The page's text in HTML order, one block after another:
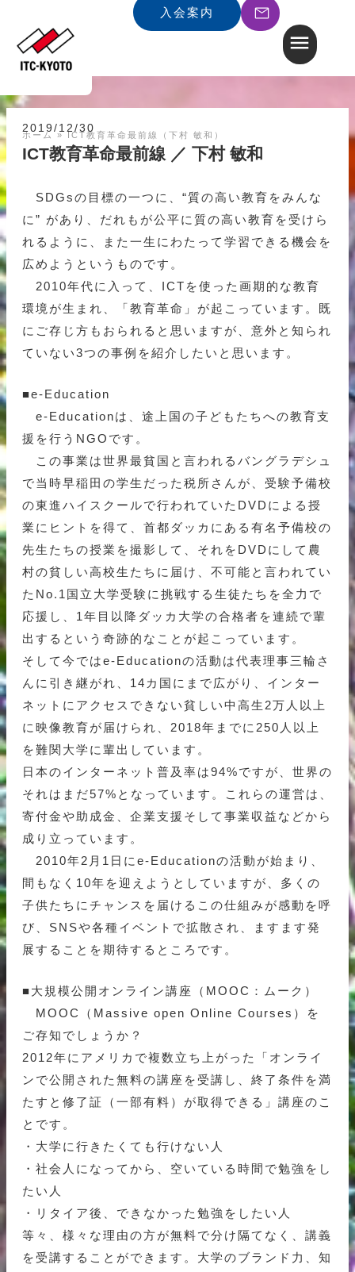
入会案内
ホーム »ICT教育革命最前線（下村 敏和）
2019/12/30
ICT教育革命最前線 ／ 下村 敏和
SDGsの目標の一つに、“質の高い教育をみんな
に” があり、だれもが公平に質の高い教育を受けら
れるように、また一生にわたって学習できる機会を
広めようというものです。
2010年代に入って、ICTを使った画期的な教育
環境が生まれ、「教育革命」が起こっています。既
にご存じ方もおられると思いますが、意外と知られ
ていない3つの事例を紹介したいと思います。
■e-Education
e-Educationは、途上国の子どもたちへの教育支
援を行うNGOです。
この事業は世界最貧国と言われるバングラデシュ
で当時早稲田の学生だった税所さんが、受験予備校
の東進ハイスクールで行われていたDVDによる授
業にヒントを得て、首都ダッカにある有名予備校の
先生たちの授業を撮影して、それをDVDにして農
村の貧しい高校生たちに届け、不可能と言われてい
たNo.1国立大学受験に挑戦する生徒たちを全力で
応援し、1年目以降ダッカ大学の合格者を連続で輩
出するという奇跡的なことが起こっています。
そして今ではe-Educationの活動は代表理事三輪さ
んに引き継がれ、14カ国にまで広がり、インター
ネットにアクセスできない貧しい中高生2万人以上
に映像教育が届けられ、2018年までに250人以上
を難関大学に輩出しています。
日本のインターネット普及率は94%ですが、世界の
それはまだ57%となっています。これらの運営は、
寄付金や助成金、企業支援そして事業収益などから
成り立っています。
2010年2月1日にe-Educationの活動が始まり、
間もなく10年を迎えようとしていますが、多くの
子供たちにチャンスを届けるこの仕組みが感動を呼
び、SNSや各種イベントで拡散され、ますます発
展することを期待するところです。
■大規模公開オンライン講座（MOOC：ムーク）
MOOC（Massive open Online Courses）を
ご存知でしょうか？
2012年にアメリカで複数立ち上がった「オンライ
ンで公開された無料の講座を受講し、終了条件を満
たすと修了証（一部有料）が取得できる」講座のこ
とです。
・大学に行きたくても行けない人
・社会人になってから、空いている時間で勉強をし
たい人
・リタイア後、できなかった勉強をしたい人
等々、様々な理由の方が無料で分け隔てなく、講義
を受講することができます。大学のブランド力、知